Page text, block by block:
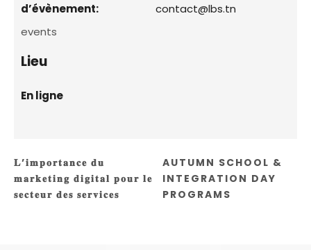
d’évènement:
events
Lieu
En ligne
contact@lbs.tn
𝐋’𝐢𝐦𝐩𝐨𝐫𝐭𝐚𝐧𝐜𝐞 𝐝𝐮
𝐦𝐚𝐫𝐤𝐞𝐭𝐢𝐧𝐠 𝐝𝐢𝐠𝐢𝐭𝐚𝐥 𝐩𝐨𝐮𝐫 𝐥𝐞
𝐬𝐞𝐜𝐭𝐞𝐮𝐫 𝐝𝐞𝐬 𝐬𝐞𝐫𝐯𝐢𝐜𝐞𝐬
AUTUMN SCHOOL &
INTEGRATION DAY
PROGRAMS